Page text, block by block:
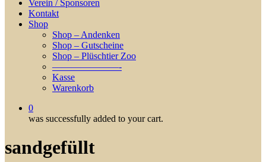
Verein / Sponsoren
Kontakt
Shop
Shop – Andenken
Shop – Gutscheine
Shop – Plüschtier Zoo
———————-
Kasse
Warenkorb
0
was successfully added to your cart.
sandgefüllt